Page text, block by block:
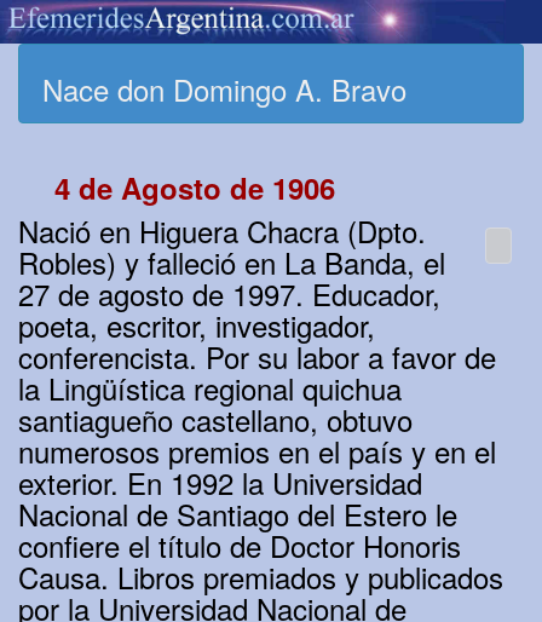
Nace don Domingo A. Bravo
4 de Agosto de 1906
Nació en Higuera Chacra (Dpto.
Robles) y falleció en La Banda, el
27 de agosto de 1997. Educador,
poeta, escritor, investigador,
conferencista. Por su labor a favor de
la Lingüística regional quichua
santiagueño castellano, obtuvo
numerosos premios en el país y en el
exterior. En 1992 la Universidad
Nacional de Santiago del Estero le
confiere el título de Doctor Honoris
Causa. Libros premiados y publicados
por la Universidad Nacional de